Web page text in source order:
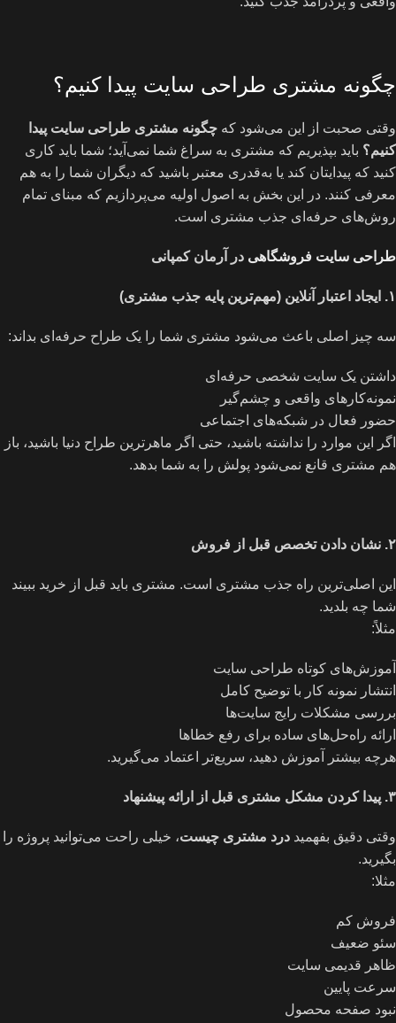
چگونه مشتری طراحی سایت پیدا کنیم؟
وقتی صحبت از این می‌شود که چگونه مشتری طراحی سایت پیدا
کنیم؟ باید بپذیریم که مشتری به سراغ شما نمی‌آید؛ شما باید کاری
کنید که پیدایتان کند یا به‌قدری معتبر باشید که دیگران شما را به هم
معرفی کنند. در این بخش به اصول اولیه می‌پردازیم که مبنای تمام
روش‌های حرفه‌ای جذب مشتری است.
طراحی سایت فروشگاهی در آرمان کمپانی
۱. ایجاد اعتبار آنلاین (مهم‌ترین پایه جذب مشتری)
سه چیز اصلی باعث می‌شود مشتری شما را یک طراح حرفه‌ای بداند:
داشتن یک سایت شخصی حرفه‌ای
نمونه‌کارهای واقعی و چشم‌گیر
حضور فعال در شبکه‌های اجتماعی
اگر این موارد را نداشته باشید، حتی اگر ماهرترین طراح دنیا باشید، باز
هم مشتری قانع نمی‌شود پولش را به شما بدهد.
۲. نشان دادن تخصص قبل از فروش
این اصلی‌ترین راه جذب مشتری است. مشتری باید قبل از خرید ببیند
شما چه بلدید.
مثلاً:
آموزش‌های کوتاه طراحی سایت
انتشار نمونه کار با توضیح کامل
بررسی مشکلات رایج سایت‌ها
ارائه راه‌حل‌های ساده برای رفع خطاها
هرچه بیشتر آموزش دهید، سریع‌تر اعتماد می‌گیرید.
۳. پیدا کردن مشکل مشتری قبل از ارائه پیشنهاد
وقتی دقیق بفهمید درد مشتری چیست، خیلی راحت می‌توانید پروژه را
بگیرید.
مثلا:
فروش کم
سئو ضعیف
ظاهر قدیمی سایت
سرعت پایین
نبود صفحه محصول